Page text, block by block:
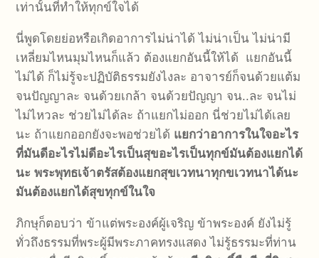
เท่านั้นที่ทำให้ทุกข์ใจได้
นี่พูดโดยย่อหรือเกิดอาการไม่น่าได้ ไม่น่าเป็น ไม่น่ามี
เหลี่ยมไหนมุมไหนก็แล้ว ต้องแยกอันนี้ให้ได้ แยกอันนี้
ไม่ได้ ก็ไม่รู้จะปฏิบัติธรรมยังไงละ อาจารย์ก็จนด้วยแต้ม
จนปัญญาละ จนด้วยเกล้า จนด้วยปัญญา จน..ละ จนไม่
ไม่ไหวละ ช่วยไม่ได้ละ ถ้าแยกไม่ออก นี่ช่วยไม่ได้เลย
นะ ถ้าแยกออกยังจะพอช่วยได้ แยกว่าอาการในใจอะไร
ที่มันดีอะไรไม่ดีอะไรเป็นสุขอะไรเป็นทุกข์มันต้องแยกได้
นะ พระพุทธเจ้าตรัสต้องแยกสุขเวทนาทุกขเวทนาได้นะ
มันต้องแยกได้สุขทุกข์ในใจ
ภิกษุก็ตอบว่า ข้าแต่พระองค์ผู้เจริญ ข้าพระองค์ ยังไม่รู้
ทั่วถึงธรรมที่พระผู้มีพระภาคทรงแสดง ไม่รู้ธรรมะที่ท่าน